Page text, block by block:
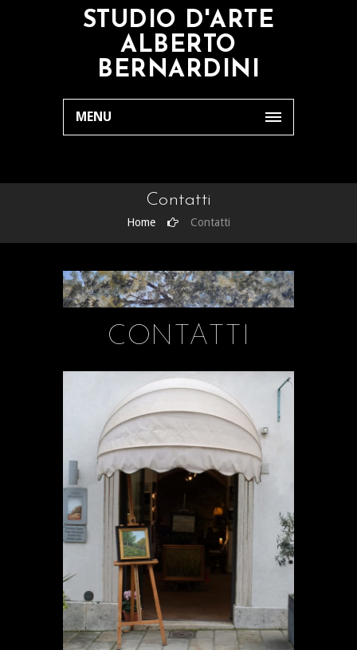
STUDIO D'ARTE
ALBERTO
BERNARDINI
MENU
Contatti
Home Contatti
CONTATTI